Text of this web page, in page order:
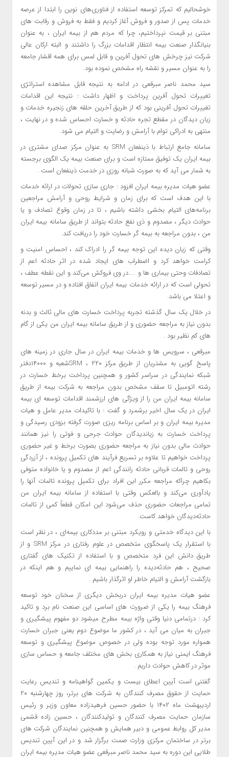
خوشحالیم که تمرکز توسعه استفاده از فناوری‌های نوین را ابتدا از عرصه
خدمات پس از صدور و فروش آغاز کردیم و فقط به فروش و رقابت های
مبتنی بر قیمت نپرداختیم، چرا که مردم هم از بیمه ایران ، به عنوان
بنیانگذار صنعت بیمه انتظار اقدامات بزرگ را داشتند و البته ارکان عالی
شرکت نیز چرخش های تحول آفرین و قابل لمس برای همه اقشار جامعه
را به عنوان مسیر و نقشه راه مشخص نموده بود.
سید محمد ناصر مبرقعی در ادامه به نتیجه قابل مشاهده استراتژی
تغییرات تحول آفرین پرداخت و اظهار داشت : نتیجه این اقدامات
تغییرات تحول آفرینی بود که از طریق آخرین حلقه های زنجیره خدمات و
زیان دیدگان در مقطع تجره حادثه و خسارت احساس شده و در نهایت ،
منتهی به ادراکی توام با آرامش و رضایت و التیام می شود.
سامانه جامع ارتباط با ذینفعان SRM به عنوان مرکز صدای مشتری در
بیمه ایران یک توفیق ممتازه است و برای صنعت بیمه یک الگوی برجسته
به شمار می آید که به صورت شبانه روزی در خدمت ذینفعان است .
عضو هیات مدیره بیمه ایران افزود : جاری سازی تحولات در ارائه خدمات
با این هدف است که برای زمان و شرایط روحی و آرامش مراجعین
برنامه‌های التیام بخشی داشته باشیم ، تا در زمان وقوع تصادف و یا
حوادث دیگر ، مصدوم و ذی نفع حادثه بتواند از طریق سامانه بیمه ایران
من ، بدون مراجعه به بیمه گر خسارت خود را دریافت کند.
وقتی که زیان دیده این توجه بیمه گر را ادراک کند ، احساس امنیت و
کرامت خواهد کرد و اضطراب های ایجاد شده در اثر حادثه اعم از
تصادفات وحتی بیماری ها و …..در وی فروکش می‌کند و این نقطه عطف ،
تحولی است که در ارائه خدمات بیمه ایران اتفاق افتاده و در مسیر توسعه
و اعتلا می باشد.
در خلال یک سال گذشته تجربه پرداخت خسارت های مالی ثالث و بدنه
بدون نیاز به مراجعه حضوری و از طریق سامانه بیمه ایران من یکی از گام
های کم نظیر بود .
مبرقعی ، سرویس ها و خدمات بیمه ایران در سال جاری در زمینه های
پاسخ گویی به مشتریان از طریق مرکز SRM ، ۲۲۰شعبه و ۱۴۰۰۰دفتر
شبکه نمایندگی در سراسر کشور و همچنین پرداخت برخط خسارت در
رشته اتومبیل تا سقف مشخص بدون مراجعه به شرکت بیمه از طریق
سامانه بیمه ایران من را از ویژگی های ارزشمند اقدامات توسعه ای بیمه
ایران در یک سال اخیر برشمرد و گفت : با تاکیدات مدیر عامل و هیات
مدیره بیمه ایران و بر اساس برنامه ریزی صورت گرفته بزودی رسیدگی و
پرداخت خسارت به زیاندیدگان حوادث جرحی و فوتی را نیز همانند
حوادث مالی بدون نیاز به مراجعه حضوری بصورت برخط و غیر حضوری
پرداخت خواهیم تا علاوه بر تسریع فرآیند های تکمیل پرونده ، از آزردگی
روحی و تالمات قربانی حادثه رانندگی اعم از مصدوم و یا خانواده متوفی
بکاهیم چراکه مراجعه مکرر این افراد برای تکمیل پرونده تالمات آنها را
یادآوری می‌کند و بالعکس وقتی با استفاده از سامانه بیمه ایران من
تمامی مراجعات حضوری حذف می‌شود این امکان قطعاً کمی از تالمات
حادثه‌دیدگان خواهد کاست.
با این دیدگاه خدمتی و رویکرد مبتنی بر مددکاری بیمه‌ای ، در نظر است
با استقرار یک پاسخگوی متخصص در علوم رفتاری در مرکز SRM و از
طریق دانش این فرد متخصص و با استفاده از تکنیک های گفتاری
صحیح ، هم حادثه‌دیده را راهنمایی بیمه ای نماییم و هم اینکه در
بازگشت آرامش و التیام خاطر او اثرگذار باشیم .
عضو هیات مدیره بیمه ایران دربخش دیگری از سخنان خود توسعه
فرهنگ بیمه را یکی از ضرورت های اساسی این صنعت نام برد و تاکید
کرد : درتمامی دنیا وقتی واژه بیمه مطرح میشود دو مفهوم پیشگیری و
جبران به میان می آید ، در کشور ما موضوع دوم یعنی جبران خسارت
همواره مورد توجه بوده ولی در خصوص موضوع پیشگیری و توسعه
فرهنگ ایمنی نیاز به همکاری بخش های مختلف جامعه و حساس سازی
موثر در کاهش حوادث داریم .
گفتنی ا‌ست آیین اعطای بیست و یکمین گواهینامه و تندیس رعایت
حمایت از حقوق مصرف کنندگان به شرکت های برتر، روز چهارشنبه ۲۰
اردیبهشت ماه ۱۴۰۲ با حضور حسین فرهیدزاده معاون وزیر و رئیس
سازمان حمایت مصرف کنندگان و تولیدکنندگان ، حسین زاده قشمی
مدیر کل روابط عمومی و دبیر همایش و همچنین نمایندگان شرکت های
برتر در ساختمان مرکزی وزارت صمت برگزار شد و در این آیین تندیس
طلایی این دوره به سید محمد ناصر مبرقعی عضو هیات مدیره بیمه ایران